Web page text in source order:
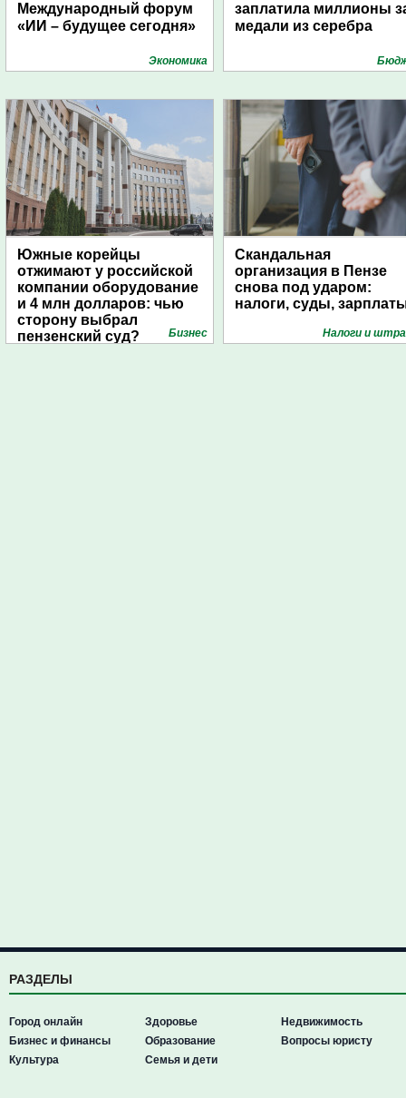
Международный форум
«ИИ – будущее сегодня»
Экономика
заплатила миллионы
медали из серебра
Южные корейцы
отжимают у российской
компании оборудование
и 4 млн долларов: чью
сторону выбрал
пензенский суд?
Бизнес
Скандальная
организация в Пензе
снова под ударом:
налоги, суды,
Налоги и
РАЗДЕЛЫ
Город онлайн
Бизнес и финансы
Культура
Здоровье
Образование
Семья и дети
Недвижимость
Вопросы юристу